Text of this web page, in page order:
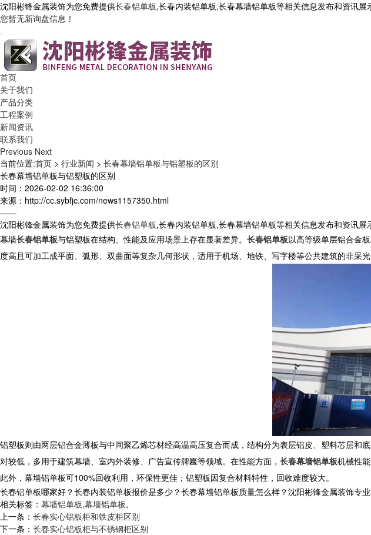
沈阳彬锋金属装饰为您免费提供长春铝单板,长春内装铝单板,长春幕墙铝单板等相关信息发布和资讯展
您暂无新询盘信息！
首页
关于我们
产品分类
工程案例
新闻资讯
联系我们
Previous Next
当前位置:首页 > 行业新闻 > 长春幕墙铝单板与铝塑板的区别
长春幕墙铝单板与铝塑板的区别
时间：2026-02-02 16:36:00
来源：http://cc.sybfjc.com/news1157350.html
——
沈阳彬锋金属装饰为您免费提供长春铝单板,长春内装铝单板,长春幕墙铝单板等相关信息发布和资讯展
幕墙长春铝单板与铝塑板在结构、性能及应用场景上存在显著差异。 长春铝单板以高等级单层铝合金
度高且可加工成平面、弧形、双曲面等复杂几何形状，适用于机场、地铁、写字楼等公共建筑的非采光
铝塑板则由两层铝合金薄板与中间聚乙烯芯材经高温高压复合而成，结构分为表层铝皮、塑料芯层
对较低，多用于建筑幕墙、室内外装修、广告宣传牌匾等领域。在性能方面， 长春幕墙铝单板机械性
此外， 幕墙铝单板可100%回收利用，环保性更佳；铝塑板因复合材料特性，回收难度较大。
长春铝单板哪家好？长春内装铝单板报价是多少？长春幕墙铝单板质量怎么样？沈阳彬锋金属装饰
相关标签： 幕墙铝单板,幕墙铝单板,
上一条： 长春实心铝板柜和铁皮柜区别
下一条： 长春实心铝板柜与不锈钢柜区别